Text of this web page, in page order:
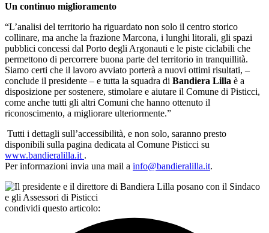
Un continuo miglioramento
“L’analisi del territorio ha riguardato non solo il centro storico
collinare, ma anche la frazione Marcona, i lunghi litorali, gli spazi
pubblici concessi dal Porto degli Argonauti e le piste ciclabili che
permettono di percorrere buona parte del territorio in tranquillità.
Siamo certi che il lavoro avviato porterà a nuovi ottimi risultati, –
conclude il presidente – e tutta la squadra di Bandiera Lilla è a
disposizione per sostenere, stimolare e aiutare il Comune di Pisticci,
come anche tutti gli altri Comuni che hanno ottenuto il
riconoscimento, a migliorare ulteriormente.”
Tutti i dettagli sull’accessibilità, e non solo, saranno presto
disponibili sulla pagina dedicata al Comune Pisticci su
www.bandieralilla.it .
Per informazioni invia una mail a info@bandieralilla.it.
condividi questo articolo: